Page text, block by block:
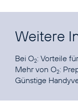
Weitere
Bei O2: Vorteile
Mehr von O2:
Günstige